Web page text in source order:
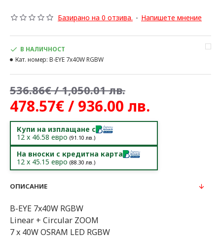
Базирано на 0 отзива. - Напишете мнение
478.57€ / 936.00 лв.
536.86€ / 1,050.01 лв.
В НАЛИЧНОСТ
Кат. номер: B-EYE 7x40W RGBW
Купи на изплащане с
12 x 46.58 евро (91.10 лв.)
На вноски с кредитна карта
12 x 45.15 евро (88.30 лв.)
ОПИСАНИЕ
B-EYE 7x40W RGBW
Linear + Circular ZOOM
7 x 40W OSRAM LED RGBW